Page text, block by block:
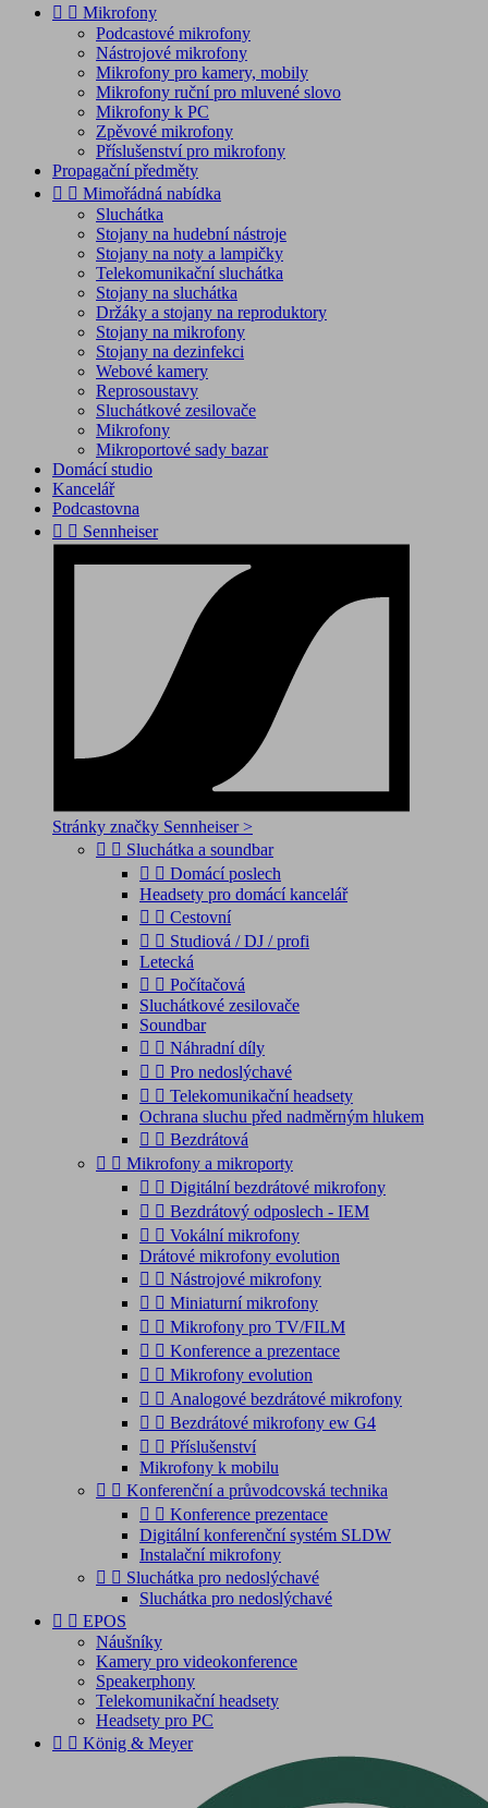
  Mikrofony
Podcastové mikrofony
Nástrojové mikrofony
Mikrofony pro kamery, mobily
Mikrofony ruční pro mluvené slovo
Mikrofony k PC
Zpěvové mikrofony
Příslušenství pro mikrofony
Propagační předměty
  Mimořádná nabídka
Sluchátka
Stojany na hudební nástroje
Stojany na noty a lampičky
Telekomunikační sluchátka
Stojany na sluchátka
Držáky a stojany na reproduktory
Stojany na mikrofony
Stojany na dezinfekci
Webové kamery
Reprosoustavy
Sluchátkové zesilovače
Mikrofony
Mikroportové sady bazar
Domácí studio
Kancelář
Podcastovna
  Sennheiser
Stránky značky Sennheiser >
  Sluchátka a soundbar
  Domácí poslech
Headsety pro domácí kancelář
  Cestovní
  Studiová / DJ / profi
Letecká
  Počítačová
Sluchátkové zesilovače
Soundbar
  Náhradní díly
  Pro nedoslýchavé
  Telekomunikační headsety
Ochrana sluchu před nadměrným hlukem
  Bezdrátová
  Mikrofony a mikroporty
  Digitální bezdrátové mikrofony
  Bezdrátový odposlech - IEM
  Vokální mikrofony
Drátové mikrofony evolution
  Nástrojové mikrofony
  Miniaturní mikrofony
  Mikrofony pro TV/FILM
  Konference a prezentace
  Mikrofony evolution
  Analogové bezdrátové mikrofony
  Bezdrátové mikrofony ew G4
  Příslušenství
Mikrofony k mobilu
  Konferenční a průvodcovská technika
  Konference prezentace
Digitální konferenční systém SLDW
Instalační mikrofony
  Sluchátka pro nedoslýchavé
Sluchátka pro nedoslýchavé
  EPOS
Náušníky
Kamery pro videokonference
Speakerphony
Telekomunikační headsety
Headsety pro PC
  König & Meyer